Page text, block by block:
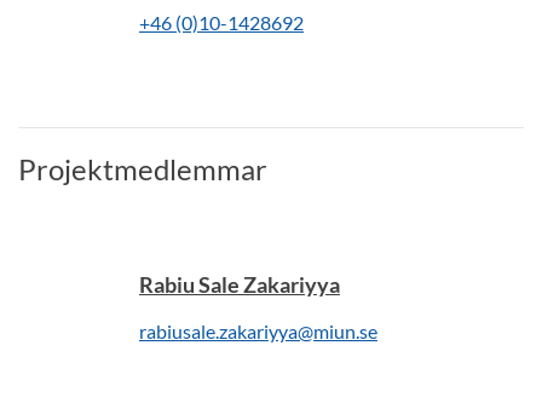
+46 (0)10-1428692
Projektmedlemmar
Rabiu Sale Zakariyya
rabiusale.zakariyya@miun.se